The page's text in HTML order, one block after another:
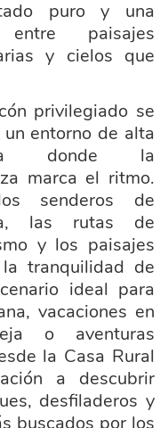
puro y una
entre paisajes
y cielos que
privilegiado se
entorno de alta
donde la
marca el ritmo.
senderos de
las rutas de
y los paisajes
tranquilidad de
ideal para
vacaciones en
o aventuras
la Casa Rural
a descubrir
desfiladeros y
buscados por los